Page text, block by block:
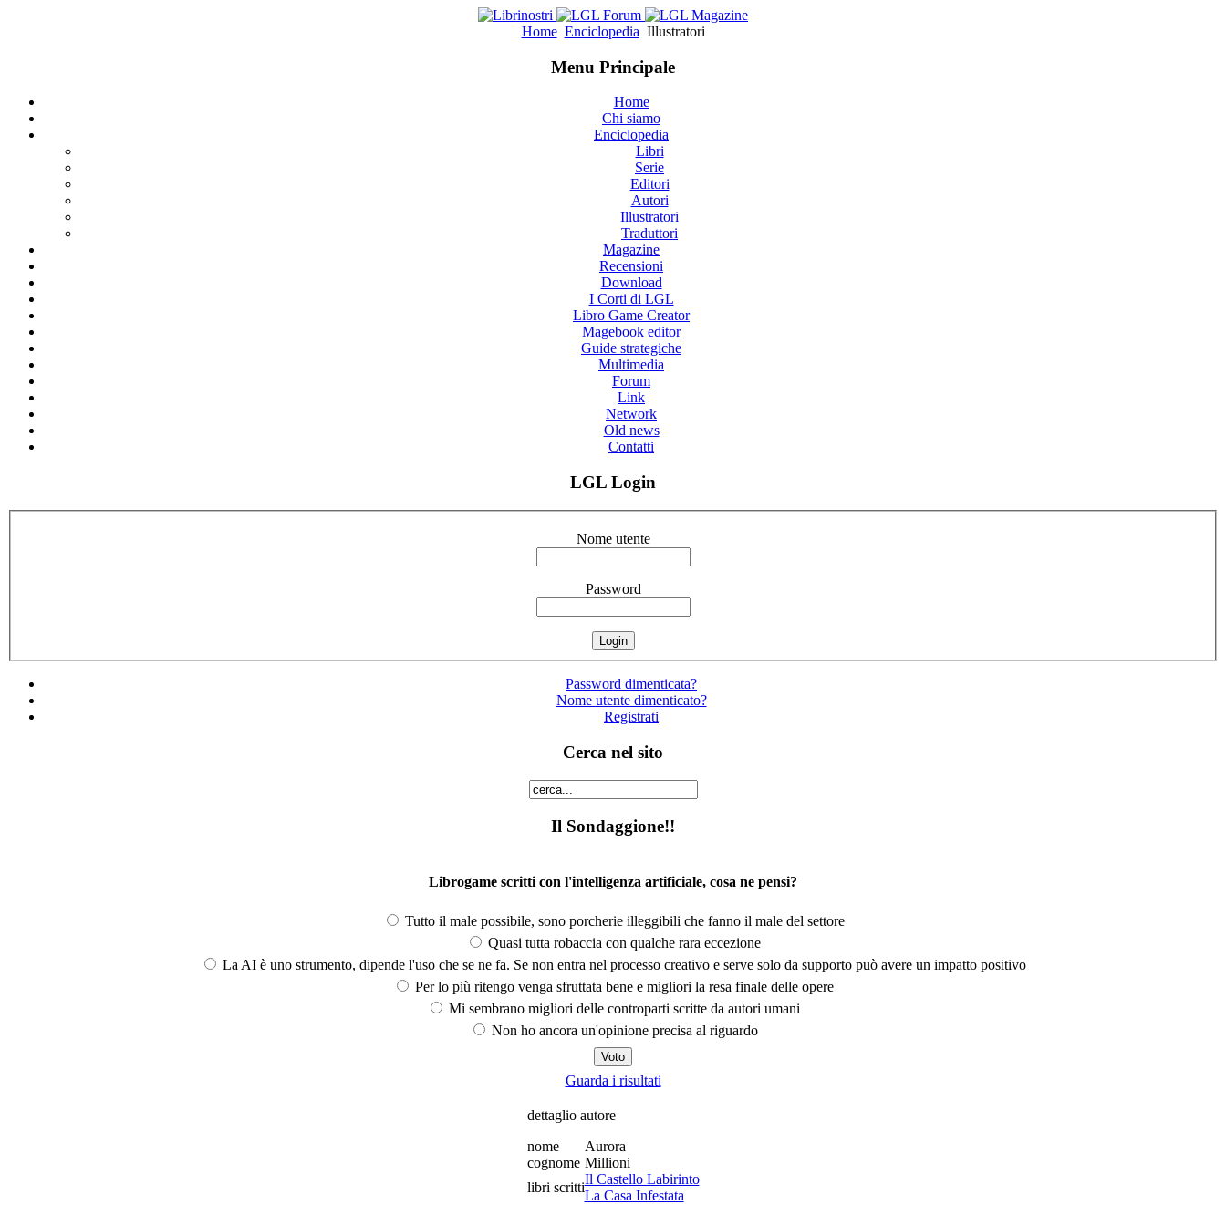
Home Enciclopedia Illustratori
Menu Principale
Home
Chi siamo
Enciclopedia
Libri
Serie
Editori
Autori
Illustratori
Traduttori
Magazine
Recensioni
Download
I Corti di LGL
Libro Game Creator
Magebook editor
Guide strategiche
Multimedia
Forum
Link
Network
Old news
Contatti
LGL Login
Nome utente
Password
Password dimenticata?
Nome utente dimenticato?
Registrati
Cerca nel sito
Il Sondaggione!!
Librogame scritti con l'intelligenza artificiale, cosa ne pensi?
Tutto il male possibile, sono porcherie illeggibili che fanno il male del settore
Quasi tutta robaccia con qualche rara eccezione
La AI è uno strumento, dipende l'uso che se ne fa. Se non entra nel processo creativo e serve solo da supporto può avere un impatto positivo
Per lo più ritengo venga sfruttata bene e migliori la resa finale delle opere
Mi sembrano migliori delle controparti scritte da autori umani
Non ho ancora un'opinione precisa al riguardo
Guarda i risultati
dettaglio autore
nome
Aurora
cognome Millioni
libri scritti
Il Castello Labirinto
La Casa Infestata